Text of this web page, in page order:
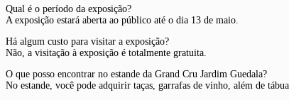
Qual é o período da exposição?
A exposição estará aberta ao público até o dia 13 de maio.
Há algum custo para visitar a exposição?
Não, a visitação à exposição é totalmente gratuita.
O que posso encontrar no estande da Grand Cru Jardim Guedala?
No estande, você pode adquirir taças, garrafas de vinho, além de